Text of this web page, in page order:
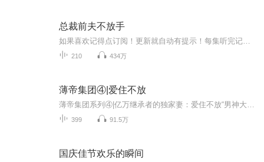
总裁前夫不放手
210 434万
薄帝集团④|爱住不放
399 91.5万
国庆佳节欢乐的瞬间